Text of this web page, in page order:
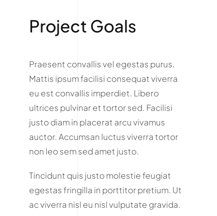
Project Goals
Praesent convallis vel egestas purus.
Mattis ipsum facilisi consequat viverra
eu est convallis imperdiet. Libero
ultrices pulvinar et tortor sed. Facilisi
justo diam in placerat arcu vivamus
auctor. Accumsan luctus viverra tortor
non leo sem sed amet justo.
Tincidunt quis justo molestie feugiat
egestas fringilla in porttitor pretium. Ut
ac viverra nisl eu nisl vulputate gravida.